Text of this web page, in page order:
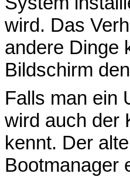
wird. Das
andere Dinge
Bildschirm
Falls man ein
wird auch der
kennt. Der
Bootmanager